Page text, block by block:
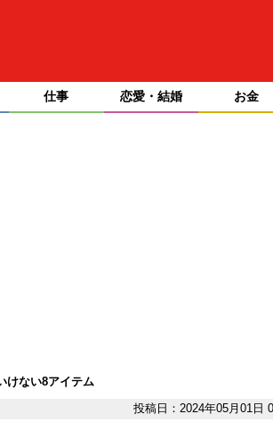
仕事 恋愛・結婚 お金
けない8アイテム
投稿日：2024年05月01日